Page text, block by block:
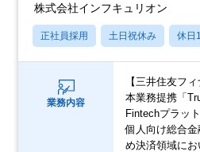
株式会社インフキュリオン
正社員採用 土日祝休み 休日
業務内容
【三井住友フ
本業務提携「
Fintechプラッ
個人向け総合
め決済領域に